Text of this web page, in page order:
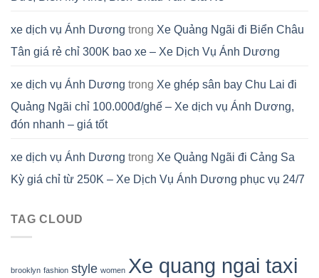
xe dịch vụ Ánh Dương trong Xe Quảng Ngãi đi Biển Châu
Tân giá rẻ chỉ 300K bao xe – Xe Dịch Vụ Ánh Dương
xe dịch vụ Ánh Dương trong Xe ghép sân bay Chu Lai đi
Quảng Ngãi chỉ 100.000đ/ghế – Xe dịch vụ Ánh Dương,
đón nhanh – giá tốt
xe dịch vụ Ánh Dương trong Xe Quảng Ngãi đi Cảng Sa
Kỳ giá chỉ từ 250K – Xe Dịch Vụ Ánh Dương phục vụ 24/7
TAG CLOUD
brooklyn fashion style women Xe quang ngai taxi